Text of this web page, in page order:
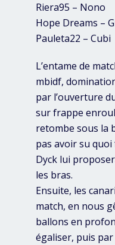
Riera95 – Nono
Hope Dreams –
Pauleta22 – Cubi
L’entame de
mbidf,
par l’ouverture
sur frappe
retombe sous la
pas avoir su
Dyck lui
les bras.
Ensuite, les
match, en nous
ballons en
égaliser, puis